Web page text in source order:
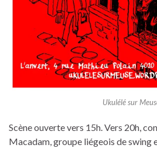
Ukulélé sur
Scène ouverte vers 15h. Vers 20h,
Macadam, groupe liégeois de swing